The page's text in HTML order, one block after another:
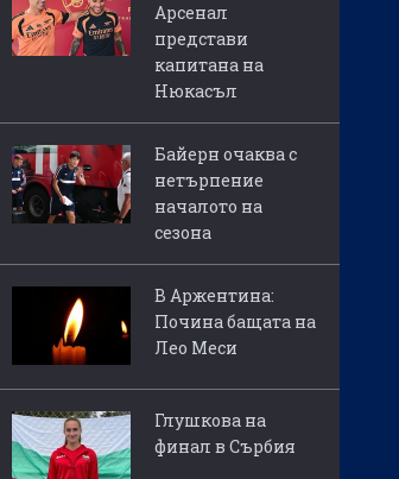
Арсенал
представи
капитана на
Нюкасъл
Байерн очаква с
нетърпение
началото на
сезона
В Аржентина:
Почина бащата на
Лео Меси
Глушкова на
финал в Сърбия